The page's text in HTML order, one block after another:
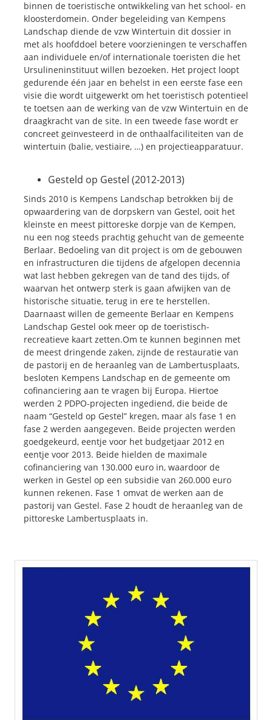
binnen de toeristische ontwikkeling van het school- en
kloosterdomein. Onder begeleiding van Kempens
Landschap diende de vzw Wintertuin dit dossier in
met als hoofddoel betere voorzieningen te verschaffen
aan individuele en/of internationale toeristen die het
Ursulineninstituut willen bezoeken. Het project loopt
gedurende één jaar en behelst in een eerste fase een
visie die wordt uitgewerkt om het toeristisch potentieel
te toetsen aan de werking van de vzw Wintertuin en de
draagkracht van de site. In een tweede fase wordt er
concreet geïnvesteerd in de onthaalfaciliteiten van de
wintertuin (balie, vestiaire, …) en projectieapparatuur.
Gesteld op Gestel (2012-2013)
Sinds 2010 is Kempens Landschap betrokken bij de
opwaardering van de dorpskern van Gestel, ooit het
kleinste en meest pittoreske dorpje van de Kempen,
nu een nog steeds prachtig gehucht van de gemeente
Berlaar. Bedoeling van dit project is om de gebouwen
en infrastructuren die tijdens de afgelopen decennia
wat last hebben gekregen van de tand des tijds, of
waarvan het ontwerp sterk is gaan afwijken van de
historische situatie, terug in ere te herstellen.
Daarnaast willen de gemeente Berlaar en Kempens
Landschap Gestel ook meer op de toeristisch-
recreatieve kaart zetten.Om te kunnen beginnen met
de meest dringende zaken, zijnde de restauratie van
de pastorij en de heraanleg van de Lambertusplaats,
besloten Kempens Landschap en de gemeente om
cofinanciering aan te vragen bij Europa. Hiertoe
werden 2 PDPO-projecten ingediend, die beide de
naam “Gesteld op Gestel” kregen, maar als fase 1 en
fase 2 werden aangegeven. Beide projecten werden
goedgekeurd, eentje voor het budgetjaar 2012 en
eentje voor 2013. Beide hielden de maximale
cofinanciering van 130.000 euro in, waardoor de
werken in Gestel op een subsidie van 260.000 euro
kunnen rekenen. Fase 1 omvat de werken aan de
pastorij van Gestel. Fase 2 houdt de heraanleg van de
pittoreske Lambertusplaats in.